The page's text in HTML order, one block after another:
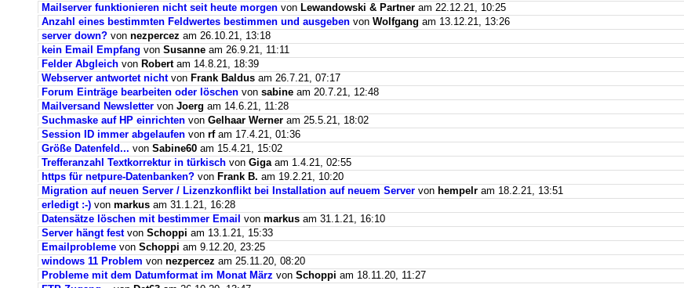
Mailserver funktionieren nicht seit heute morgen von Lewandowski & Partner am 22.12.21, 10:25
Anzahl eines bestimmten Feldwertes bestimmen und ausgeben von Wolfgang am 13.12.21, 13:26
server down? von nezpercez am 26.10.21, 13:18
kein Email Empfang von Susanne am 26.9.21, 11:11
Felder Abgleich von Robertam 14.8.21, 18:39
Webserver antwortet nichtvon Frank Baldus am 26.7.21, 07:17
Forum Einträge bearbeiten oder löschen von sabine am 20.7.21, 12:48
Mailversand Newsletter von Joerg am 14.6.21, 11:28
Suchmaske auf HP einrichten von Gelhaar Werner am 25.5.21, 18:02
Session ID immer abgelaufen von rfam 17.4.21, 01:36
Größe Datenfeld... von Sabine60 am 15.4.21, 15:02
Trefferanzahl Textkorrektur in türkisch von Gigaam 1.4.21, 02:55
https für netpure-Datenbanken? von Frank B. am 19.2.21, 10:20
Migration auf neuen Server / Lizenzkonflikt bei Installation auf neuem Server von hempelr am 18.2.21, 13:51
erledigt :-) von markus am 31.1.21, 16:28
Datensätze löschen mit bestimmer Email von markus am 31.1.21, 16:10
Server hängt festvon Schoppi am 13.1.21, 15:33
Emailprobleme von Schoppi am 9.12.20, 23:25
windows 11 Problem von nezpercez am 25.11.20, 08:20
Probleme mit dem Datumformat im Monat März von Schoppi am 18.11.20, 11:27